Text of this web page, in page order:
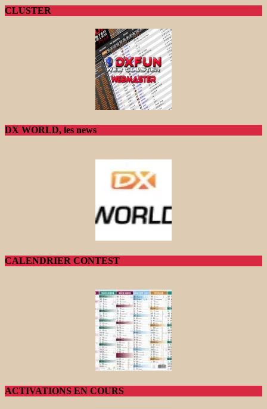
CLUSTER
DX WORLD, les news
CALENDRIER CONTEST
ACTIVATIONS EN COURS